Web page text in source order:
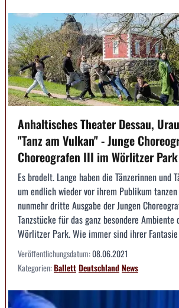
Anhaltisches Theater Dessau,
"Tanz am Vulkan" - Junge
Choreografen III im Wörlitzer Park
Es brodelt. Lange haben die Tänzerinnen und
um endlich wieder vor ihrem Publikum tanzen
nunmehr dritte Ausgabe der Jungen
Tanzstücke für das ganz besondere Ambiente
Wörlitzer Park. Wie immer sind ihrer
Veröffentlichungsdatum:08.06.2021
Kategorien:BallettDeutschlandNews